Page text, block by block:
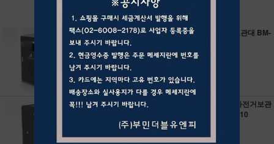
RECOMMEND ITEM
가로변쓰레기통/B
M-W700
상단문의
자전거보관대 BM-
가로변쓰레기통 B
케비넷 자전거보관
대 BM-B10